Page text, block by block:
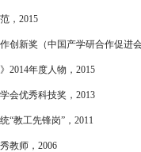
，2015
创新奖（中国产学研合作促进
2014年度人物，2015
会优秀科技奖，2013
“教工先锋岗”，2011
教师，2006